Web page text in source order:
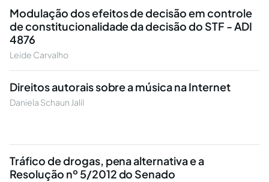
Modulação dos efeitos de decisão em controle
de constitucionalidade da decisão do STF - ADI
4876
Leide Carvalho
Direitos autorais sobre a música na Internet
Daniela Schaun Jalil
Tráfico de drogas, pena alternativa e a
Resolução nº 5/2012 do Senado